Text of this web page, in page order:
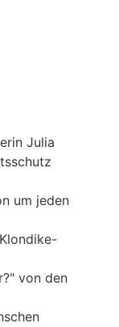
Julia
um jeden
von den